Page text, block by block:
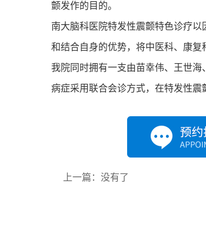
颤发作的目的。
南大脑科医院特发性震颤特色诊疗
和结合自身的优势，将中医科、康
我院同时拥有一支由苗幸伟、王世
病症采用联合会诊方式，在特发性震
上一篇：没有了